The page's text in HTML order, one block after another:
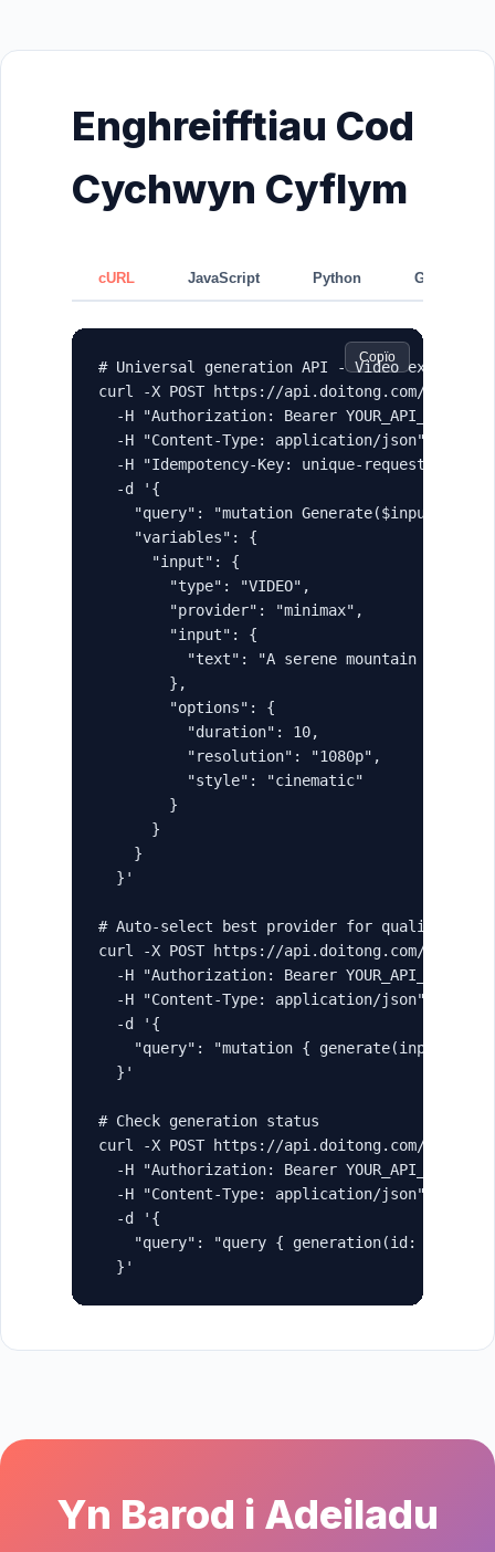
Enghreifftiau Cod
Cychwyn Cyflym
cURL JavaScript Python GraphQL
Copïo
# Universal generation API - Video example
curl -X POST https://api.doitong.com/
  -H "Authorization: Bearer YOUR_API_KEY" \
  -H "Content-Type: application/json" \
-H "Idempotency-Key: unique-request-id-
  -d '{
"query": "mutation Generate($input:
    "variables": {
      "input": {
        "type": "VIDEO",
        "provider": "minimax",
        "input": {
"text": "A serene mountain
        },
        "options": {
          "duration": 10,
          "resolution": "1080p",
          "style": "cinematic"
        }
      }
    }
  }'
# Auto-select best provider for quality
curl -X POST https://api.doitong.com/
  -H "Authorization: Bearer YOUR_API_KEY" \
  -H "Content-Type: application/json" \
  -d '{
"query": "mutation { generate(input: {
  }'
# Check generation status
curl -X POST https://api.doitong.com/
  -H "Authorization: Bearer YOUR_API_KEY" \
  -H "Content-Type: application/json" \
  -d '{
"query": "query { generation(id:
  }'
Yn Barod i Adeiladu